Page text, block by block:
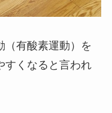
（有酸素運動）を
すくなると言われ